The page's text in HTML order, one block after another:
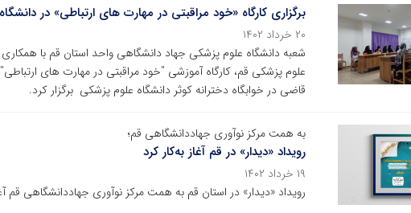
برگزاری کارگاه «خود مراقبتی در مهارت های ارتباطی» در
۲۰ خرداد ۱۴۰۲
شعبه دانشگاه علوم پزشکی جهاد دانشگاهی واحد استان قم با
قاضی در خوابگاه دخترانه کوثر دانشگاه علوم پزشکی برگزار کرد.
به همت مرکز نوآوری جهاددانشگاهی قم؛
رویداد «دیدار» در قم آغاز به‌کار کرد
۱۹ خرداد ۱۴۰۲
رویداد «دیدار» در استان قم به همت مرکز نوآوری جهاددانشگاهی قم